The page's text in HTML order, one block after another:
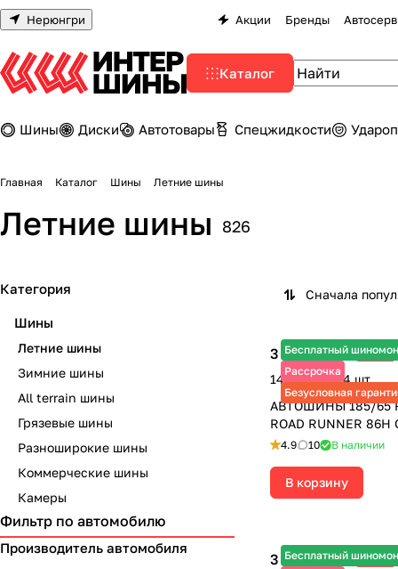
Нерюнгри Акции Бренды
Каталог
Шины Диски Автотовары Спецжидкости
Главная Каталог Шины Летние шины
Летние шины 826
Сначала
Бесплатный
Рассрочка
Безусловная
3 610 ₽4 810 ₽ -25%
14 440 ₽ за 4 шт.
АВТОШИНЫ 185/65
ROAD RUNNER 86H
4.9 10 В наличии
В корзину
Бесплатный
3 255 ₽4 340 ₽ -25%
Категория
Шины
Летние шины
Зимние шины
All terrain шины
Грязевые шины
Разноширокие шины
Коммерческие шины
Камеры
Фильтр по автомобилю
Производитель автомобиля